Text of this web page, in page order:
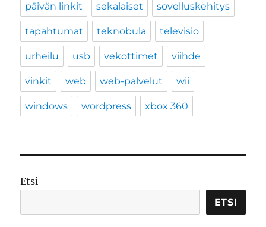
päivän linkit sekalaiset sovelluskehitys
tapahtumat teknobula televisio
urheilu usb vekottimet viihde
vinkit web web-palvelut wii
windows wordpress xbox 360
Etsi
ETSI